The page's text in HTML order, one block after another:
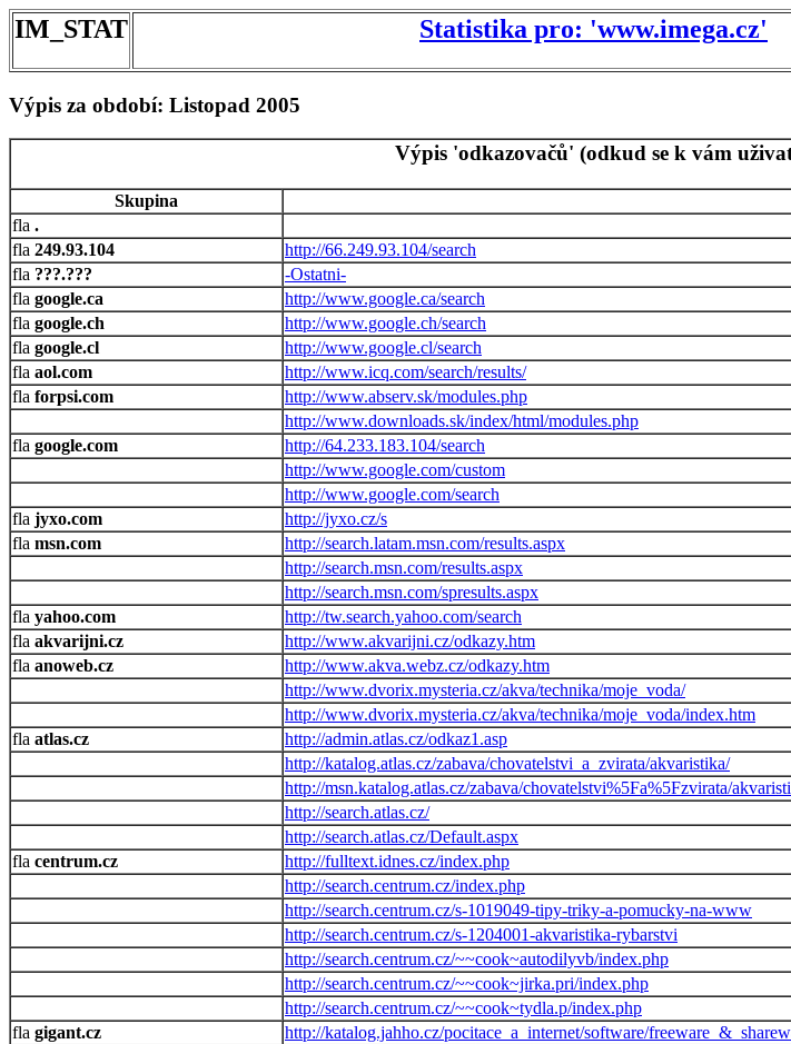
IM_STAT Statistika pro: 'www.imega.cz'
Výpis za období: Listopad 2005
Výpis 'odkazovačů' (odkud se k vám
Skupina
.
249.93.104
http://66.249.93.104/search
???.???
-Ostatni-
google.ca
http://www.google.ca/search
google.ch
http://www.google.ch/search
google.cl
http://www.google.cl/search
aol.com
http://www.icq.com/search/results/
forpsi.com
http://www.abserv.sk/modules.php
http://www.downloads.sk/index/html/modules.php
google.com
http://64.233.183.104/search
http://www.google.com/custom
http://www.google.com/search
jyxo.com
http://jyxo.cz/s
msn.com
http://search.latam.msn.com/results.aspx
http://search.msn.com/results.aspx
http://search.msn.com/spresults.aspx
yahoo.com
http://tw.search.yahoo.com/search
akvarijni.cz
http://www.akvarijni.cz/odkazy.htm
anoweb.cz
http://www.akva.webz.cz/odkazy.htm
http://www.dvorix.mysteria.cz/akva/technika/moje_voda/
http://www.dvorix.mysteria.cz/akva/technika/moje_voda/index.htm
atlas.cz
http://admin.atlas.cz/odkaz1.asp
http://katalog.atlas.cz/zabava/chovatelstvi_a_zvirata/akvaristika/
http://msn.katalog.atlas.cz/zabava/chovatelstvi%5Fa%5Fzvirata/
http://search.atlas.cz/
http://search.atlas.cz/Default.aspx
centrum.cz
http://fulltext.idnes.cz/index.php
http://search.centrum.cz/index.php
http://search.centrum.cz/s-1019049-tipy-triky-a-pomucky-na-www
http://search.centrum.cz/s-1204001-akvaristika-rybarstvi
http://search.centrum.cz/~~cook~autodilyvb/index.php
http://search.centrum.cz/~~cook~jirka.pri/index.php
http://search.centrum.cz/~~cook~tydla.p/index.php
gigant.cz
http://katalog.jahho.cz/pocitace_a_internet/software/